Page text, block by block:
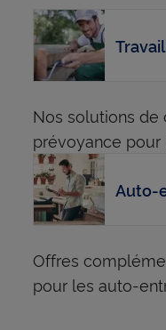
Nos solutions
prévoyance pour
Auto-
Offres
pour les auto-